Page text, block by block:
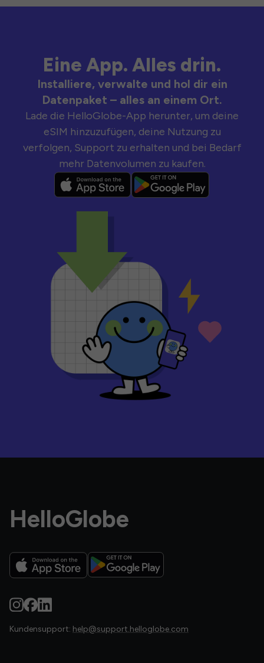
Eine App. Alles drin.
Installiere, verwalte und hol dir ein
Datenpaket – alles an einem Ort.
Lade die HelloGlobe-App herunter, um deine
eSIM hinzuzufügen, deine Nutzung zu
verfolgen, Support zu erhalten und bei Bedarf
mehr Datenvolumen zu kaufen.
HelloGlobe
Kundensupport: help@support.helloglobe.com